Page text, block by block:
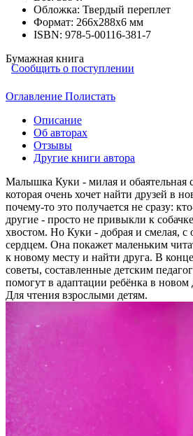
Обложка: Твердый переплет
Формат: 266х288х6 мм
ISBN: 978-5-00116-381-7
Бумажная книга
Сообщить о поступлении
Оглавление Полистать
Описание
Об авторах
Отзывы
Другие книги автора
Малышка Куки - милая и обаятельная
которая очень хочет найти друзей в
почему-то это получается не сразу:
другие - просто не привыкли к
хвостом. Но Куки - добрая и смелая, с
сердцем. Она покажет маленьким
к новому месту и найти друга. В
советы, составленные детским
помогут в адаптации ребёнка в новом
Для чтения взрослыми детям.